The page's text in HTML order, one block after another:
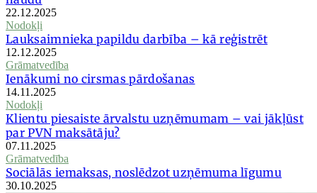
22.12.2025
Nodokļi
Lauksaimnieka papildu darbība – kā reģistrēt
12.12.2025
Grāmatvedība
Ienākumi no cirsmas pārdošanas
14.11.2025
Nodokļi
Klientu piesaiste ārvalstu uzņēmumam – vai jākļūst
par PVN maksātāju?
07.11.2025
Grāmatvedība
Sociālās iemaksas, noslēdzot uzņēmuma līgumu
30.10.2025